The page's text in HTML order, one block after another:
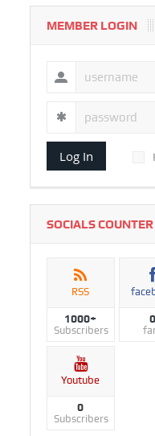
MEMBER LOGIN
Log In
SOCIALS COUNTER
RSS
1000+
Subscribers
0
Youtube
0
Subscribers